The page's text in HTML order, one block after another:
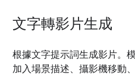
文字轉影片生成
根據文字提示詞生成影片。
加入場景描述、攝影機移動